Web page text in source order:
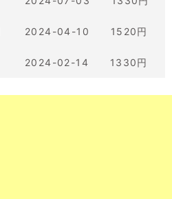
2024-04-10 1520円
2024-02-14 1330円